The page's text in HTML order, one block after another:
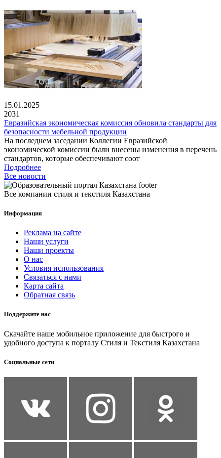
15.01.2025
2031
Евразийская экономическая комиссия обновила стандарты для
безопасности мебельной продукции
На последнем заседании Коллегии Евразийской
экономической комиссии были внесены изменения в перечень
стандартов, которые обеспечивают соот
Подробнее
Все новости
Все компании стиля и текстиля Казахстана
Информация
Реклама на сайте
Наши услуги
Наши проекты
О нас
Условия использования
Связаться с нами
Карта сайта
Обратная связь
Поддержите нас
Скачайте наше мобильное приложение для быстрого и
удобного доступа к порталу Стиля и Текстиля Казахстана
Социальные сети